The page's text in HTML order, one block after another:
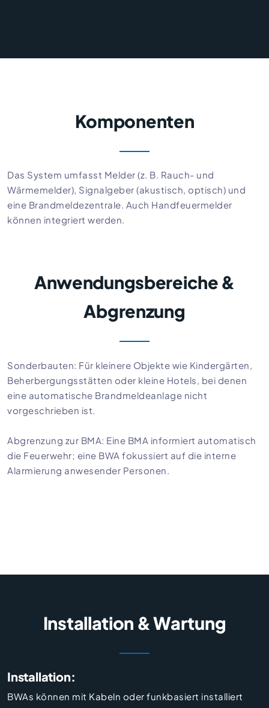
Komponenten
Das System umfasst Melder (z. B. Rauch- und
Wärmemelder), Signalgeber (akustisch, optisch) und
eine Brandmeldezentrale. Auch Handfeuermelder
können integriert werden.
Anwendungsbereiche &
Abgrenzung
Sonderbauten: Für kleinere Objekte wie Kindergärten,
Beherbergungsstätten oder kleine Hotels, bei denen
eine automatische Brandmeldeanlage nicht
vorgeschrieben ist.
Abgrenzung zur BMA: Eine BMA informiert automatisch
die Feuerwehr; eine BWA fokussiert auf die interne
Alarmierung anwesender Personen.
Installation & Wartung
Installation:
BWAs können mit Kabeln oder funkbasiert installiert